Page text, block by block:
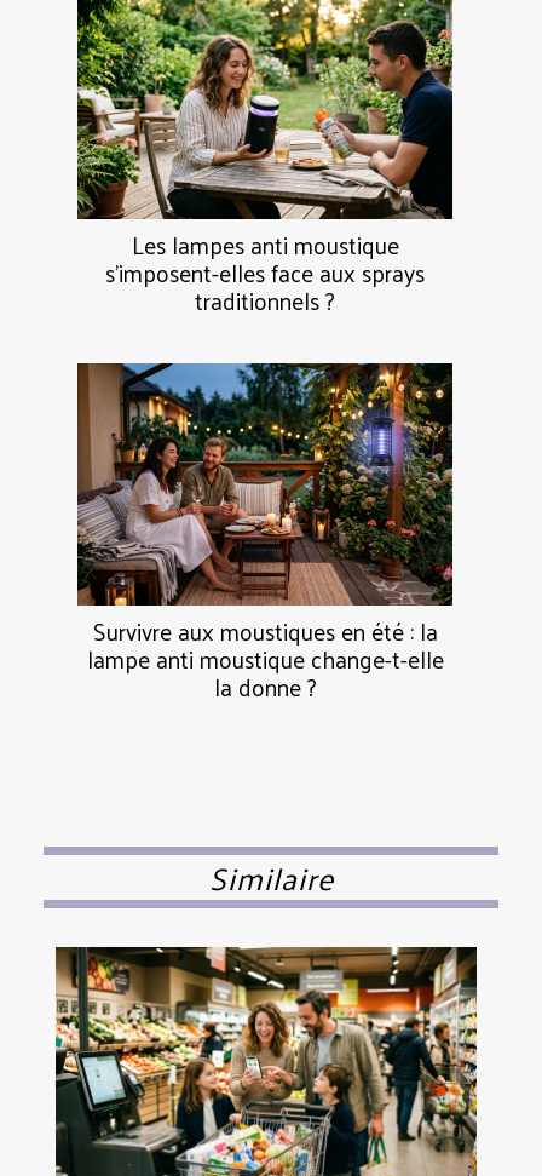
Les lampes anti moustique
s’imposent-elles face aux sprays
traditionnels ?
Survivre aux moustiques en été : la
lampe anti moustique change-t-elle
la donne ?
Similaire